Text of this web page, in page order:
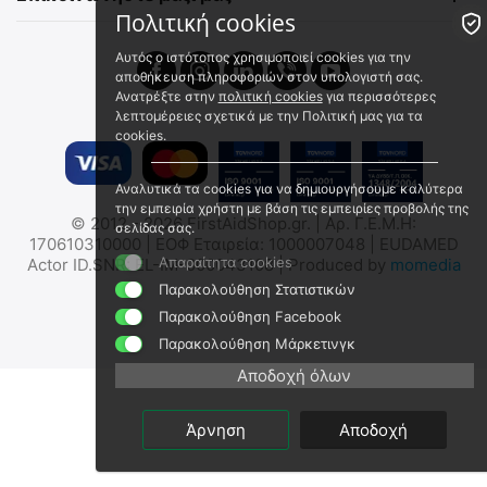
(χωρίς ΦΠΑ)
€3.00
€ 2.42
ΤΖΑΜΙ ΦΑΚΟΥ NITECORE
για TM03 με διάμετρο
36mm9110101010
Άμεσα διαθέσιμο
Αποστολή σε 1 εως 3
(χωρίς ΦΠΑ)
ΤΖΑΜΙ ΦΑΚΟΥ NITECORE
για SRT6 με διάμετρο 31mm
9110100832
Άμεσα διαθέσιμο
Αποστολή σε 1 εως 3
εργάσιμες
€7.50
€6.05(χωρίς ΦΠΑ)
© 2012 - 2026 FirstAidShop.gr. | Αρ. Γ.Ε.Μ.Η:
170610310000 | ΕΟΦ Εταιρεία: 1000007048 | EUDAMED
Actor ID.SNR: EL-IM-000043108 | Produced by momedia
Πολιτική cookies
Αυτός ο ιστότοπος χρησιμοποιεί cookies για την
αποθήκευση πληροφοριών στον υπολογιστή σας.
Ανατρέξτε στην πολιτική cookiesγια περισσότερες
λεπτομέρειες σχετικά με την Πολιτική μας για τα
cookies.
Αναλυτικά τα cookies για να δημιουργήσουμε καλύτερα
την εμπειρία χρήστη με βάση τις εμπειρίες προβολής της
σελίδας σας.
Απαραίτητα cookies
Παρακολούθηση Στατιστικών
Παρακολούθηση Facebook
Παρακολούθηση Μάρκετινγκ
Αποδοχή όλων
Άρνηση Αποδοχή